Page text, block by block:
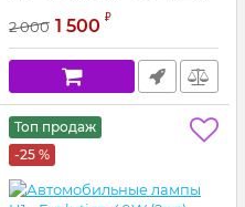
2 000 1 500 ₽
Топ продаж
-25 %